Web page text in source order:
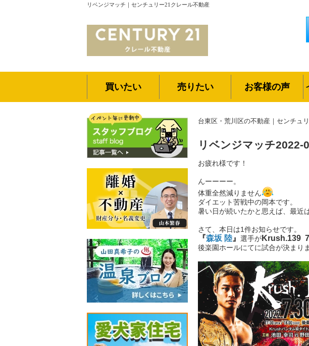
リベンジマッチ｜センチュリー21クレール不動産
買いたい 売りたい お客様の声
台東区・荒川区の不動産｜センチュ
リベンジマッチ2022-
お疲れ様です！
んーーーー。
体重全然減りません
ダイエット苦戦中の岡本です。
暑い日が続いたかと思えば、最近
さて、本日は1件お知らせです。
『森坂 陸 』 選手がKrush.139
後楽園ホールにてに試合が決まり